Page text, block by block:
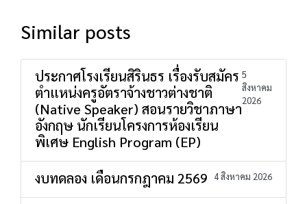
Similar posts
ประกาศโรงเรียนสิรินธร เรื่องรับสมัคร
ตำแหน่งครูอัตราจ้างชาวต่างชาติ
(Native Speaker) สอนรายวิชาภาษา
อังกฤษ นักเรียนโครงการห้องเรียน
พิเศษ English Program (EP)
5
สิงหาคม
2026
งบทดลอง เดือนกรกฎาคม 2569 4 สิงหาคม 2026